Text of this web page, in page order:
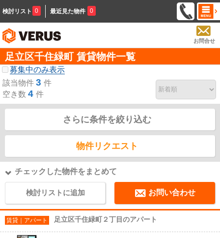
検討リスト 0 最近見た物件 0
お問合せ
足立区千住緑町 賃貸物件一覧
募集中のみ表示
該当物件 3 件
空き数 4 件
さらに条件を絞り込む
物件リクエスト
チェックした物件をまとめて
検討リストに追加 お問い合わせ
賃貸｜アパート 足立区千住緑町２丁目のアパート